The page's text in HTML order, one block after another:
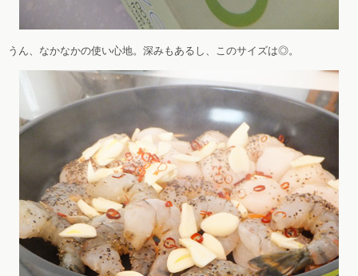
うん、なかなかの使い心地。深みもあるし、このサイズは◎。